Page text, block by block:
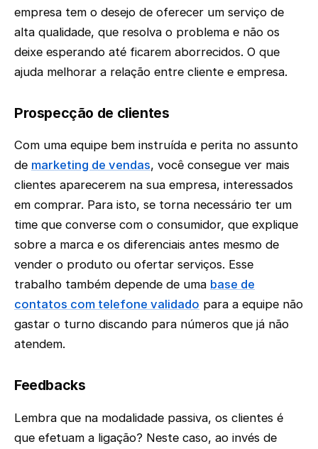
empresa tem o desejo de oferecer um serviço de
alta qualidade, que resolva o problema e não os
deixe esperando até ficarem aborrecidos. O que
ajuda melhorar a relação entre cliente e empresa.
Prospecção de clientes
Com uma equipe bem instruída e perita no assunto
de marketing de vendas, você consegue ver mais
clientes aparecerem na sua empresa, interessados
em comprar. Para isto, se torna necessário ter um
time que converse com o consumidor, que explique
sobre a marca e os diferenciais antes mesmo de
vender o produto ou ofertar serviços. Esse
trabalho também depende de uma base de
contatos com telefone validado para a equipe não
gastar o turno discando para números que já não
atendem.
Feedbacks
Lembra que na modalidade passiva, os clientes é
que efetuam a ligação? Neste caso, ao invés de